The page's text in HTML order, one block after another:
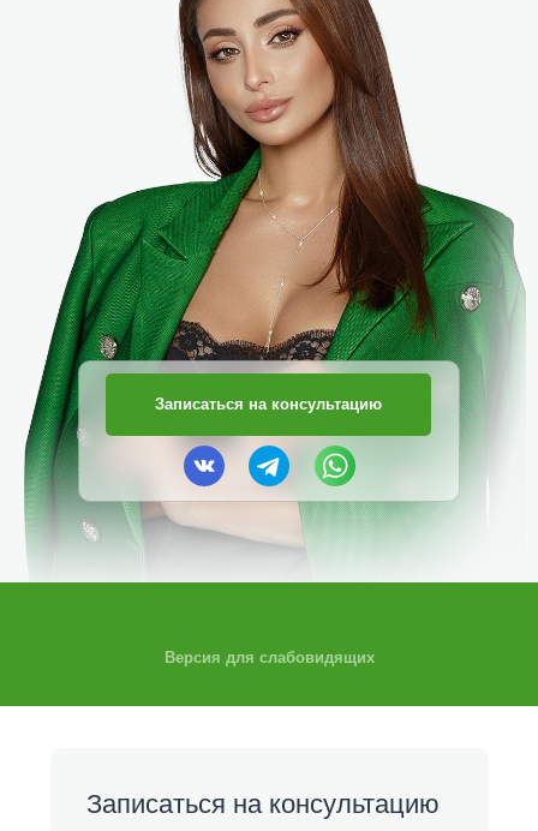
Записаться на консультацию
Версия для слабовидящих
Записаться на консультацию